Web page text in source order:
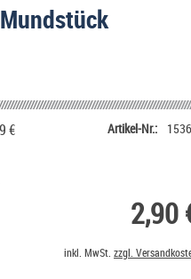
€
Artikel-Nr.:
2,90
inkl. MwSt. zzgl.